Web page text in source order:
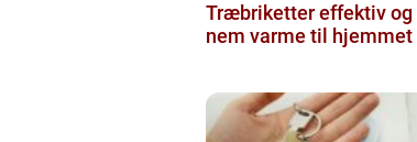
Træbriketter effektiv og
nem varme til hjemmet